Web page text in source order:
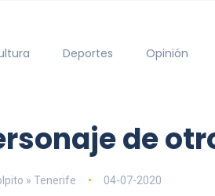
Deportes Opinión
de
» Tenerife 04-07-2020